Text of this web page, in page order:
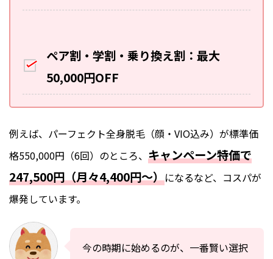
ペア割・学割・乗り換え割：最大
50,000円OFF
例えば、パーフェクト全身脱毛（顔・VIO込み）が標準価
格550,000円（6回）のところ、 キャンペーン特価で
247,500円（月々4,400円〜）になるなど、コスパが
爆発しています。
今の時期に始めるのが、一番賢い選択